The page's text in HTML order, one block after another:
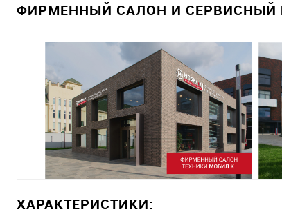
ФИРМЕННЫЙ САЛОН И СЕРВИСНЫЙ
ХАРАКТЕРИСТИКИ: